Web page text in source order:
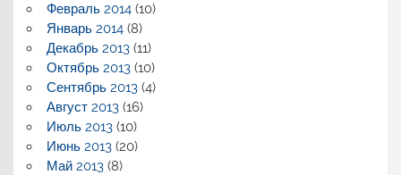
Февраль 2014(10)
Январь 2014(8)
Декабрь 2013(11)
Октябрь 2013(10)
Сентябрь 2013(4)
Август 2013(16)
Июль 2013(10)
Июнь 2013(20)
Май 2013(8)